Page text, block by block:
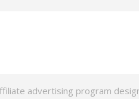
advertising program